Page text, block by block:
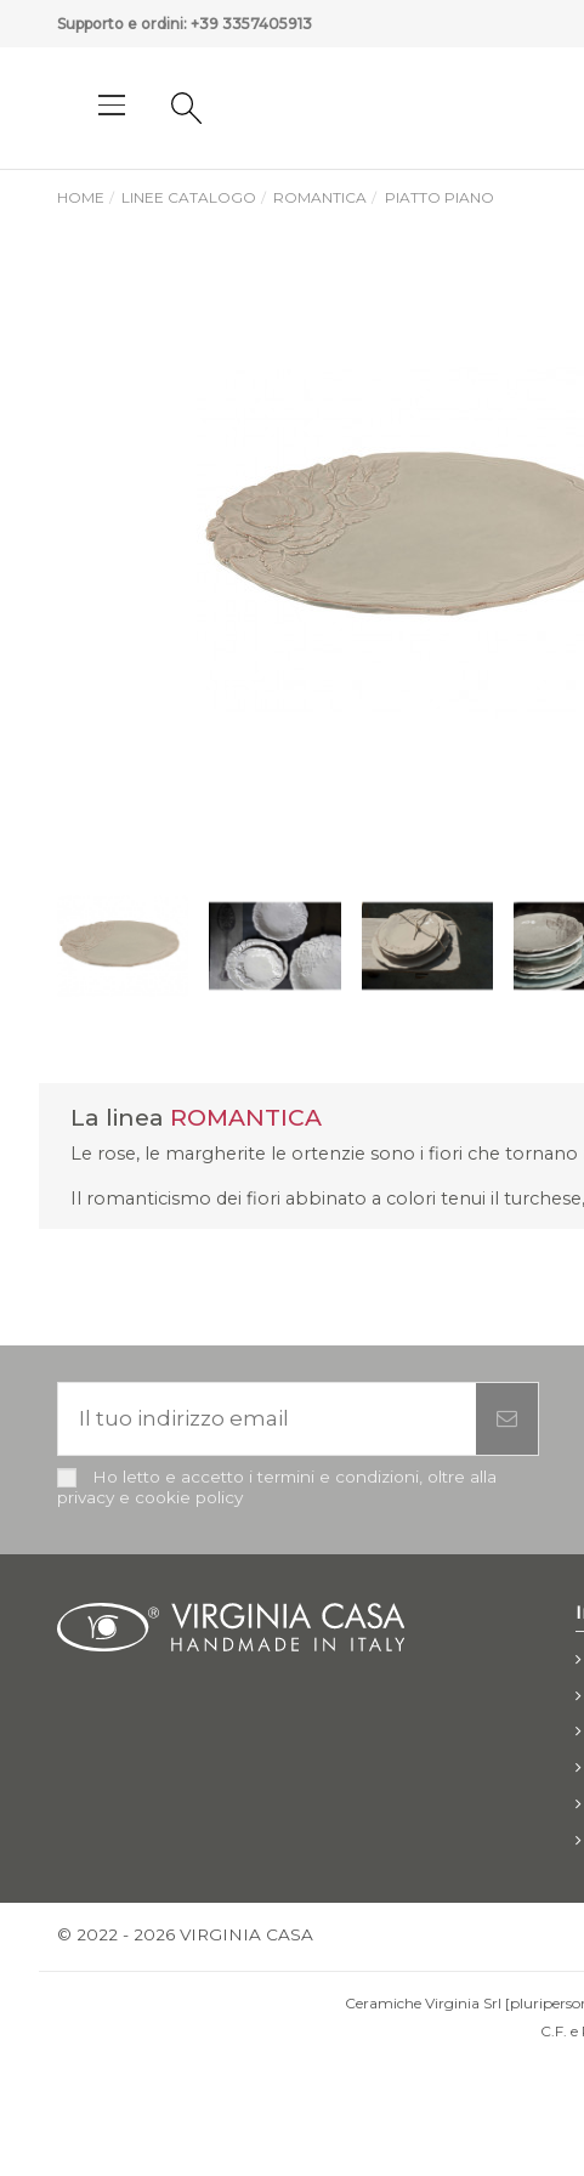
Supporto e ordini: +39 3357405913
HOME LINEE CATALOGO ROMANTICA PIATTO PIANO
La linea ROMANTICA
Le rose, le margherite le ortenzie sono i fiori che tornano
Il romanticismo dei fiori abbinato a colori tenui il
Ho letto e accetto i termini e condizioni, oltre alla
privacy e cookie policy
© 2022 - 2026 VIRGINIA CASA
Ceramiche Virginia Srl
C.F.